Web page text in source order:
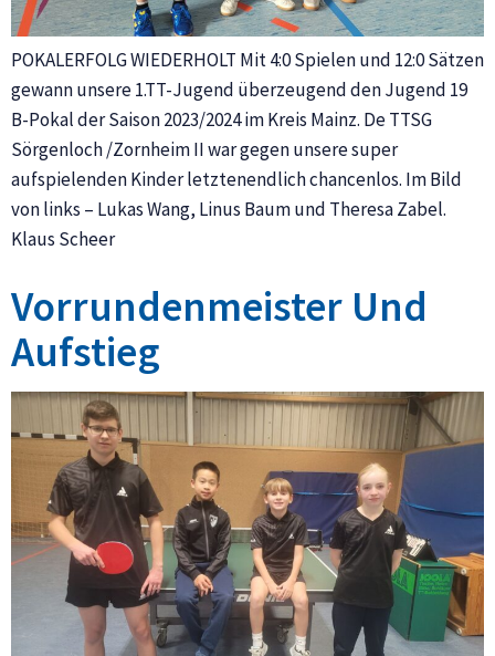
POKALERFOLG WIEDERHOLT Mit 4:0 Spielen und 12:0 Sätzen
gewann unsere 1.TT-Jugend überzeugend den Jugend 19
B-Pokal der Saison 2023/2024 im Kreis Mainz. De TTSG
Sörgenloch /Zornheim II war gegen unsere super
aufspielenden Kinder letztenendlich chancenlos. Im Bild
von links – Lukas Wang, Linus Baum und Theresa Zabel.
Klaus Scheer
Vorrundenmeister Und
Aufstieg